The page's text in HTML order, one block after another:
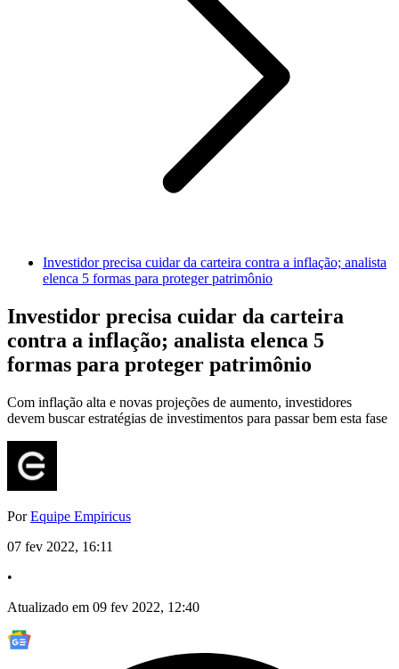
Investidor precisa cuidar da carteira contra a inflação; analista
elenca 5 formas para proteger patrimônio
Investidor precisa cuidar da carteira
contra a inflação; analista elenca 5
formas para proteger patrimônio
Com inflação alta e novas projeções de aumento, investidores
devem buscar estratégias de investimentos para passar bem esta fase
PorEquipe Empiricus
07 fev 2022, 16:11
•
Atualizado em 09 fev 2022, 12:40